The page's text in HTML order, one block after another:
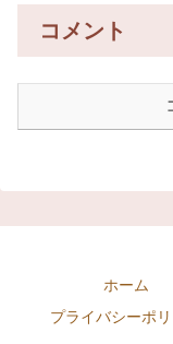
コメント
ホーム
プライバシーポ